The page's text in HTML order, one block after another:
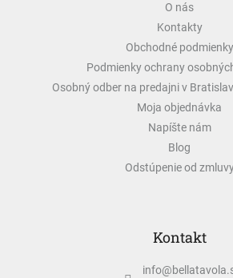
O nás
Kontakty
Obchodné podmienky
Podmienky ochrany
Osobný odber na predajni v
Moja objednávka
Napíšte nám
Blog
Odstúpenie od
Kontakt
info@